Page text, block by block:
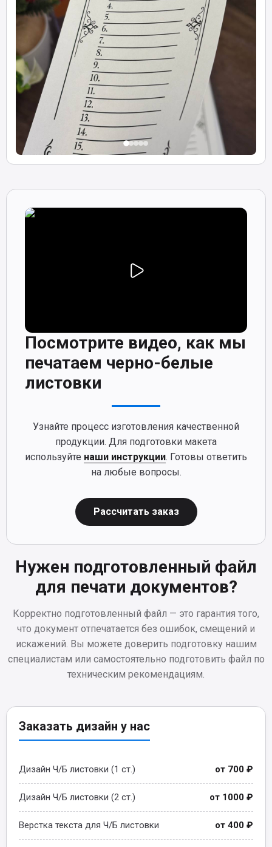
Посмотрите видео, как мы
печатаем черно-белые
листовки
Узнайте процесс изготовления качественной
продукции. Для подготовки макета
используйте наши инструкции. Готовы ответить
на любые вопросы.
Рассчитать заказ
Нужен подготовленный файл
для печати документов?
Корректно подготовленный файл — это гарантия того,
что документ отпечатается без ошибок, смещений и
искажений. Вы можете доверить подготовку нашим
специалистам или самостоятельно подготовить файл по
техническим рекомендациям.
Заказать дизайн у нас
Дизайн Ч/Б листовки (1 ст.) от 700 ₽
Дизайн Ч/Б листовки (2 ст.) от 1000 ₽
Верстка текста для Ч/Б листовки от 400 ₽